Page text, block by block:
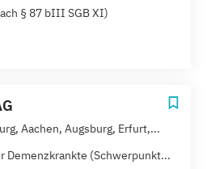
§ 87 bIII SGB XI)
Aachen, Augsburg, Erfurt,...
Demenzkrankte (Schwerpunkt...